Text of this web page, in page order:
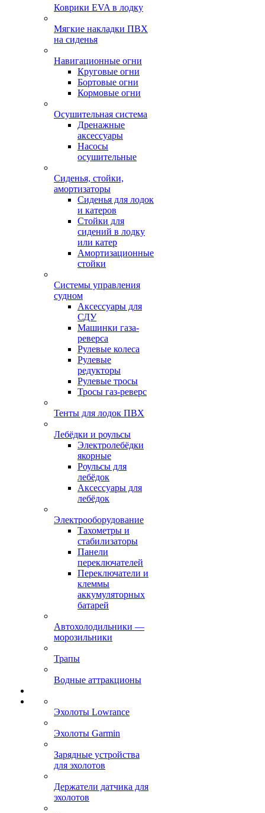
Коврики EVA в лодку
Мягкие накладки ПВХ
на сиденья
Навигационные огни
Круговые огни
Бортовые огни
Кормовые огни
Осушительная система
Дренажные
аксессуары
Насосы
осушительные
Сиденья, стойки,
амортизаторы
Сиденья для лодок
и катеров
Стойки для
сидений в лодку
или катер
Амортизационные
стойки
Системы управления
судном
Аксессуары для
СДУ
Машинки газа-
реверса
Рулевые колеса
Рулевые
редукторы
Рулевые тросы
Тросы газ-реверс
Тенты для лодок ПВХ
Лебёдки и роульсы
Электролебёдки
якорные
Роульсы для
лебёдок
Аксессуары для
лебёдок
Электрооборудование
Тахометры и
стабилизаторы
Панели
переключателей
Переключатели и
клеммы
аккумуляторных
батарей
Автохолодильники —
морозильники
Трапы
Водные аттракционы
Эхолоты Lowrance
Эхолоты Garmin
Зарядные устройства
для эхолотов
Держатели датчика для
эхолотов